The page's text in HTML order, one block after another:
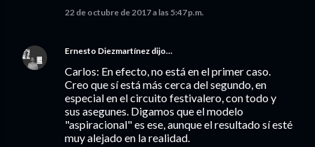
22 de octubre de 2017 a las 5:47 p.m.
Ernesto Diezmartínez dijo…
Carlos: En efecto, no está en el primer caso.
Creo que sí está más cerca del segundo, en
especial en el circuito festivalero, con todo y
sus asegunes. Digamos que el modelo
"aspiracional" es ese, aunque el resultado sí esté
muy alejado en la realidad.